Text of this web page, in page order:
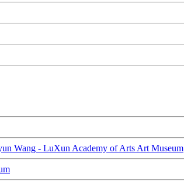
Wang - LuXun Academy of Arts Art Museum